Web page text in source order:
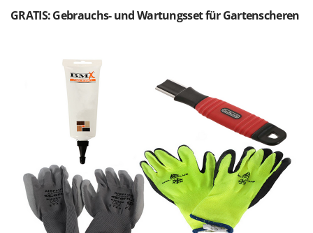
Ritter
Robomow
Rossofuoco
Rover Pompe
Royal Food
S.T.P.
Santos
Sbaraglia
GRATIS: Gebrauchs- und Wartungsset für Gartenscheren